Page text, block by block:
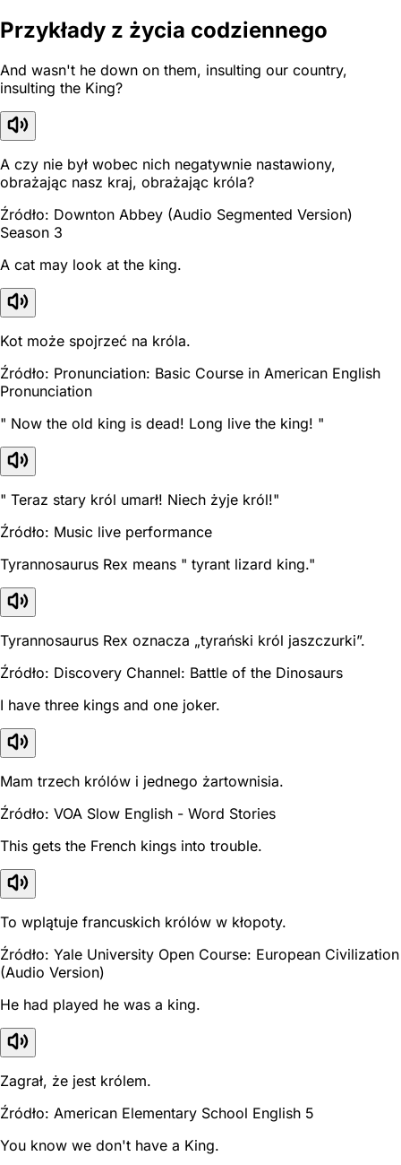
Przykłady z życia codziennego
And wasn't he down on them, insulting our country,
insulting the King?
A czy nie był wobec nich negatywnie nastawiony,
obrażając nasz kraj, obrażając króla?
Źródło: Downton Abbey (Audio Segmented Version)
Season 3
A cat may look at the king.
Kot może spojrzeć na króla.
Źródło: Pronunciation: Basic Course in American English
Pronunciation
" Now the old king is dead! Long live the king! "
" Teraz stary król umarł! Niech żyje król!"
Źródło: Music live performance
Tyrannosaurus Rex means " tyrant lizard king."
Tyrannosaurus Rex oznacza „tyrański król jaszczurki”.
Źródło: Discovery Channel: Battle of the Dinosaurs
I have three kings and one joker.
Mam trzech królów i jednego żartownisia.
Źródło: VOA Slow English - Word Stories
This gets the French kings into trouble.
To wplątuje francuskich królów w kłopoty.
Źródło: Yale University Open Course: European Civilization
(Audio Version)
He had played he was a king.
Zagrał, że jest królem.
Źródło: American Elementary School English 5
You know we don't have a King.